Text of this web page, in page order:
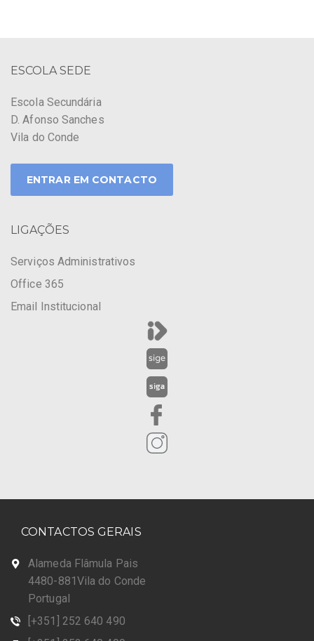
ESCOLA SEDE
Escola Secundária
D. Afonso Sanches
Vila do Conde
ENTRAR EM CONTACTO
LIGAÇÕES
Serviços Administrativos
Office 365
Email Institucional
CONTACTOS GERAIS
Alameda Flâmula Pais
4480-881Vila do Conde
Portugal
[+351] 252 640 490